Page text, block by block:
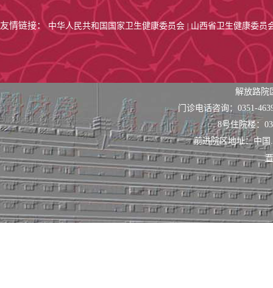
友情链接：中华人民共和国国家卫生健康委员会 山西省卫生健康委员
解放路
门诊电话咨询：0351-
8号住院楼：
前进院区地址：中